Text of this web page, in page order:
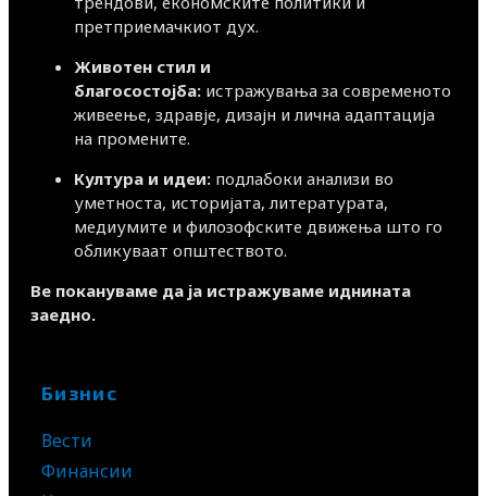
претприемачкиот дух.
Животен стил и
благосостојба: истражувања за современото
живеење, здравје, дизајн и лична адаптација
на промените.
Култура и идеи: подлабоки анализи во
уметноста, историјата, литературата,
медиумите и филозофските движења што го
обликуваат општеството.
Ве покануваме да ја истражуваме иднината
заедно.
Бизнис
Вести
Финансии